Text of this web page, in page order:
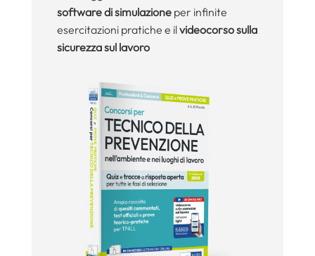
software di simulazioneper infinite
esercitazioni pratiche e ilvideocorso sulla
sicurezza sul lavoro